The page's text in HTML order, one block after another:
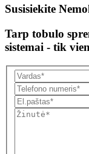
Susisiekite
Tarp tobulo
sistemai - tik